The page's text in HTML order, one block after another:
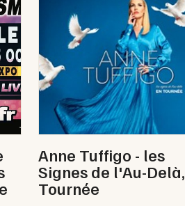
Jura
mes départements
Je m'abonne
Anne Tuffigo - les
Signes de l'Au-Delà,
Tournée